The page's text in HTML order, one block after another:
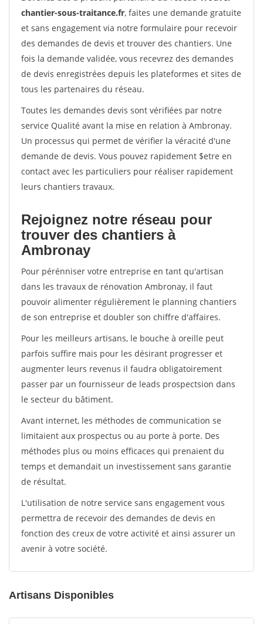
chantier-sous-traitance.fr, faites une demande gratuite
et sans engagement via notre formulaire pour recevoir
des demandes de devis et trouver des chantiers. Une
fois la demande validée, vous recevrez des demandes
de devis enregistrées depuis les plateformes et sites de
tous les partenaires du réseau.
Toutes les demandes devis sont vérifiées par notre
service Qualité avant la mise en relation à Ambronay.
Un processus qui permet de vérifier la véracité d'une
demande de devis. Vous pouvez rapidement $etre en
contact avec les particuliers pour réaliser rapidement
leurs chantiers travaux.
Rejoignez notre réseau pour
trouver des chantiers à
Ambronay
Pour pérénniser votre entreprise en tant qu'artisan
dans les travaux de rénovation Ambronay, il faut
pouvoir alimenter régulièrement le planning chantiers
de son entreprise et doubler son chiffre d'affaires.
Pour les meilleurs artisans, le bouche à oreille peut
parfois suffire mais pour les désirant progresser et
augmenter leurs revenus il faudra obligatoirement
passer par un fournisseur de leads prospectsion dans
le secteur du bâtiment.
Avant internet, les méthodes de communication se
limitaient aux prospectus ou au porte à porte. Des
méthodes plus ou moins efficaces qui prenaient du
temps et demandait un investissement sans garantie
de résultat.
L'utilisation de notre service sans engagement vous
permettra de recevoir des demandes de devis en
fonction des creux de votre activité et ainsi assurer un
avenir à votre société.
Artisans Disponibles